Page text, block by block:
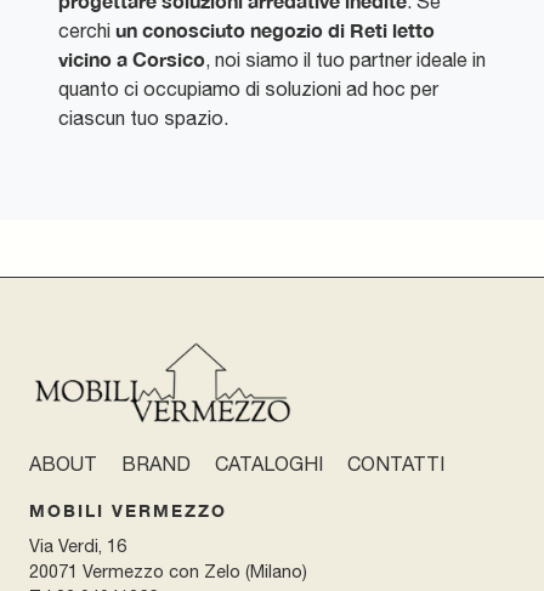
cerchi un conosciuto negozio di Reti letto
vicino a Corsico, noi siamo il tuo partner ideale in
quanto ci occupiamo di soluzioni ad hoc per
ciascun tuo spazio.
ABOUT BRAND CATALOGHI CONTATTI
MOBILI VERMEZZO
Via Verdi, 16
20071 Vermezzo con Zelo (Milano)